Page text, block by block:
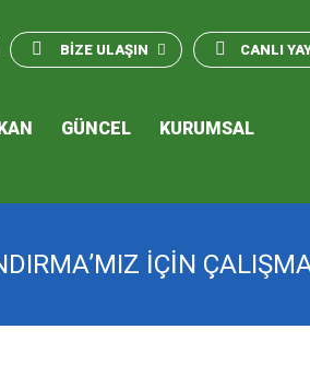
BİZE ULAŞIN CANLI
GÜNCEL KURUMSAL
İÇİN